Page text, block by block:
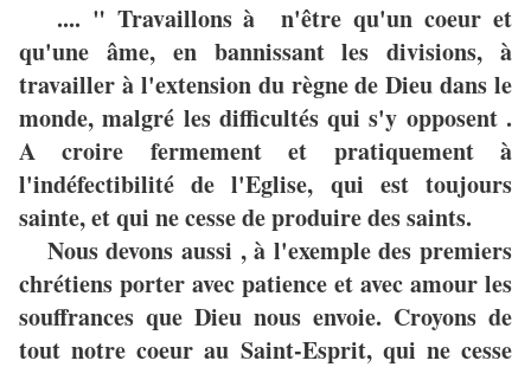
.... " Travaillons à n'être qu'un coeur et
qu'une âme, en bannissant les divisions, à
travailler à l'extension du règne de Dieu dans le
monde, malgré les difficultés qui s'y opposent .
A croire fermement et pratiquement à
l'indéfectibilité de l'Eglise, qui est toujours
sainte, et qui ne cesse de produire des saints.
Nous devons aussi , à l'exemple des premiers
chrétiens porter avec patience et avec amour les
souffrances que Dieu nous envoie. Croyons de
tout notre coeur au Saint-Esprit, qui ne cesse